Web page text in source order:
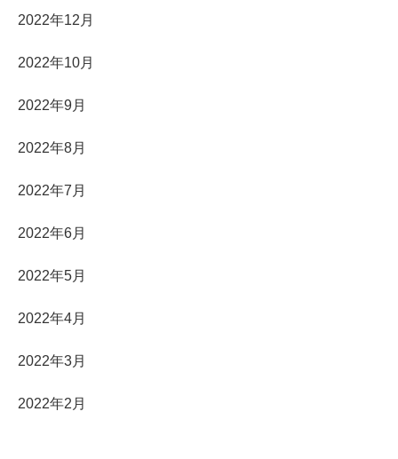
2022年12月
2022年10月
2022年9月
2022年8月
2022年7月
2022年6月
2022年5月
2022年4月
2022年3月
2022年2月